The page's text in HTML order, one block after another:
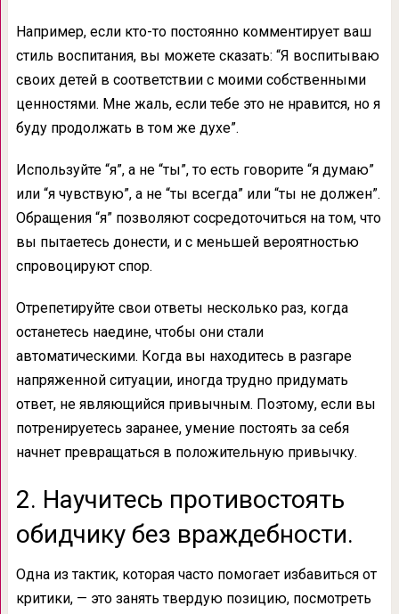
Например, если кто-то постоянно комментирует ваш
стиль воспитания, вы можете сказать: “Я воспитываю
своих детей в соответствии с моими собственными
ценностями. Мне жаль, если тебе это не нравится, но я
буду продолжать в том же духе”.
Используйте “я”, а не “ты”, то есть говорите “я думаю”
или “я чувствую”, а не “ты всегда” или “ты не должен”.
Обращения “я” позволяют сосредоточиться на том, что
вы пытаетесь донести, и с меньшей вероятностью
спровоцируют спор.
Отрепетируйте свои ответы несколько раз, когда
останетесь наедине, чтобы они стали
автоматическими. Когда вы находитесь в разгаре
напряженной ситуации, иногда трудно придумать
ответ, не являющийся привычным. Поэтому, если вы
потренируетесь заранее, умение постоять за себя
начнет превращаться в положительную привычку.
2. Научитесь противостоять
обидчику без враждебности.
Одна из тактик, которая часто помогает избавиться от
критики, — это занять твердую позицию, посмотреть